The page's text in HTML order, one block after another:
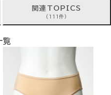
関連TOPICS
(111件)
覧